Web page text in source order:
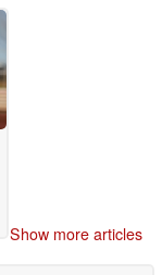
Show more articles